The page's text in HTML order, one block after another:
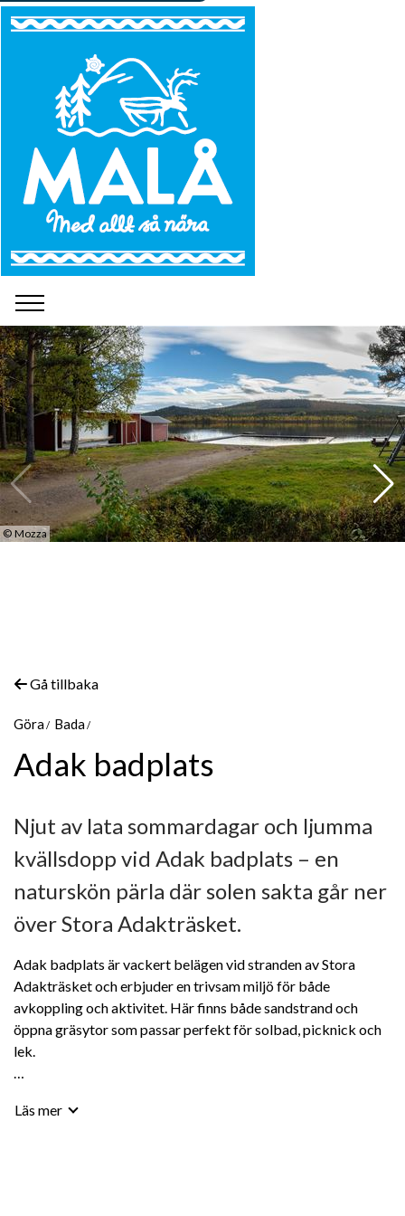
© Mozza
Gå tillbaka
Göra Bada
Adak badplats
Njut av lata sommardagar och ljumma
kvällsdopp vid Adak badplats – en
naturskön pärla där solen sakta går ner
över Stora Adakträsket.
Adak badplats är vackert belägen vid stranden av Stora
Adakträsket och erbjuder en trivsam miljö för både
avkoppling och aktivitet. Här finns både sandstrand och
öppna gräsytor som passar perfekt för solbad, picknick och
lek.
utedass och en grillplats för somriga måltider i det fria. För
Läs mer